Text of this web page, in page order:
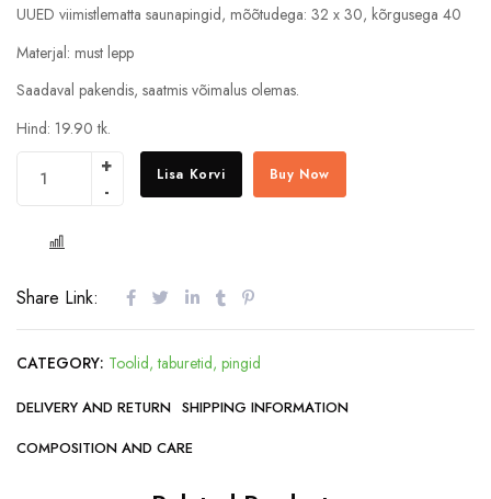
UUED viimistlematta saunapingid, mõõtudega: 32 x 30, kõrgusega 40
Materjal: must lepp
Saadaval pakendis, saatmis võimalus olemas.
Hind: 19.90 tk.
Lisa Korvi Buy Now
Share Link:
CATEGORY: Toolid, taburetid, pingid
DELIVERY AND RETURN SHIPPING INFORMATION
COMPOSITION AND CARE